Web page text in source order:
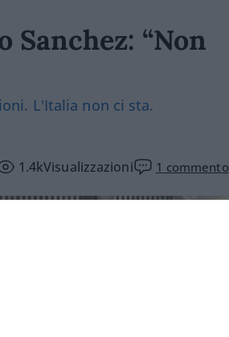
Sanchez: “Non
L'Italia non ci sta.
1.4kVisualizzazioni 1 commento